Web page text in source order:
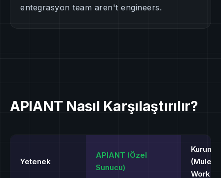
entegrasyon team aren't engineers.
APIANT Nasıl Karşılaştırılır?
Yetenek
APIANT (Özel
Sunucu)